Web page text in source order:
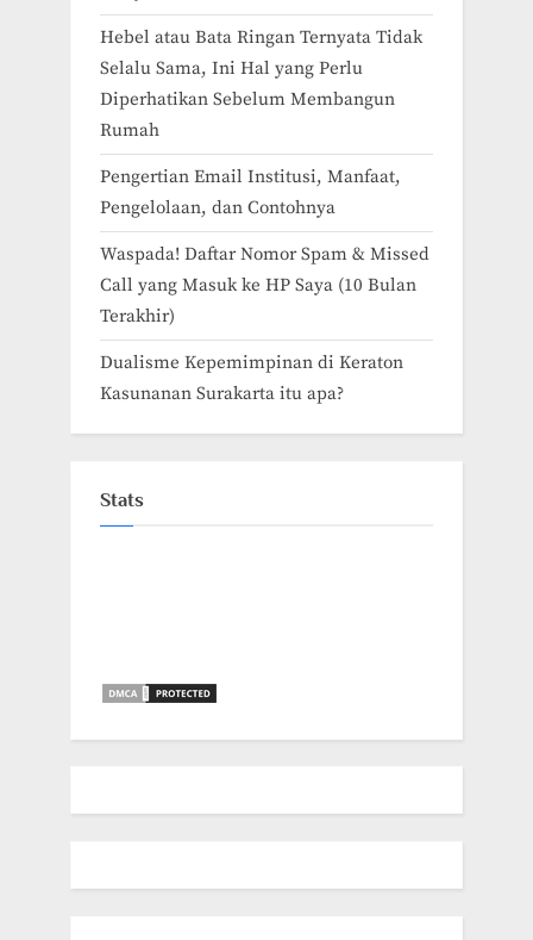
Hebel atau Bata Ringan Ternyata Tidak
Selalu Sama, Ini Hal yang Perlu
Diperhatikan Sebelum Membangun
Rumah
Pengertian Email Institusi, Manfaat,
Pengelolaan, dan Contohnya
Waspada! Daftar Nomor Spam & Missed
Call yang Masuk ke HP Saya (10 Bulan
Terakhir)
Dualisme Kepemimpinan di Keraton
Kasunanan Surakarta itu apa?
Stats